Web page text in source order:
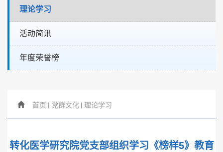
理论学习
活动简讯
年度荣誉榜
首页 党群文化 理论学习
转化医学研究院党支部组织学习《榜样5》教育